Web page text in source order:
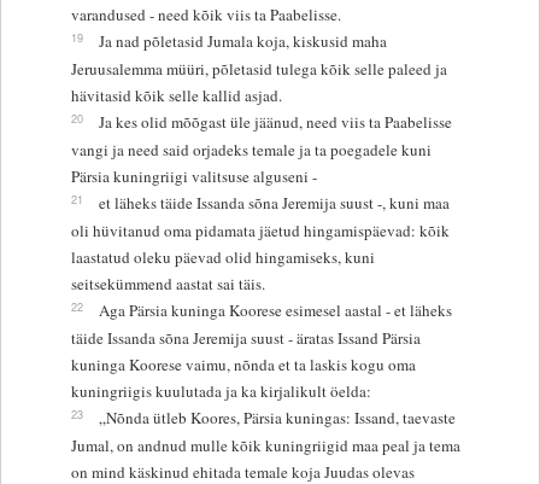
varandused - need kõik viis ta Paabelisse.
19
Ja nad põletasid Jumala koja, kiskusid maha
Jeruusalemma müüri, põletasid tulega kõik selle paleed ja
hävitasid kõik selle kallid asjad.
20
Ja kes olid mõõgast üle jäänud, need viis ta Paabelisse
vangi ja need said orjadeks temale ja ta poegadele kuni
Pärsia kuningriigi valitsuse alguseni -
21
et läheks täide Issanda sõna Jeremija suust -, kuni maa
oli hüvitanud oma pidamata jäetud hingamispäevad: kõik
laastatud oleku päevad olid hingamiseks, kuni
seitsekümmend aastat sai täis.
22
Aga Pärsia kuninga Koorese esimesel aastal - et läheks
täide Issanda sõna Jeremija suust - äratas Issand Pärsia
kuninga Koorese vaimu, nõnda et ta laskis kogu oma
kuningriigis kuulutada ja ka kirjalikult öelda:
23
„Nõnda ütleb Koores, Pärsia kuningas: Issand, taevaste
Jumal, on andnud mulle kõik kuningriigid maa peal ja tema
on mind käskinud ehitada temale koja Juudas olevas